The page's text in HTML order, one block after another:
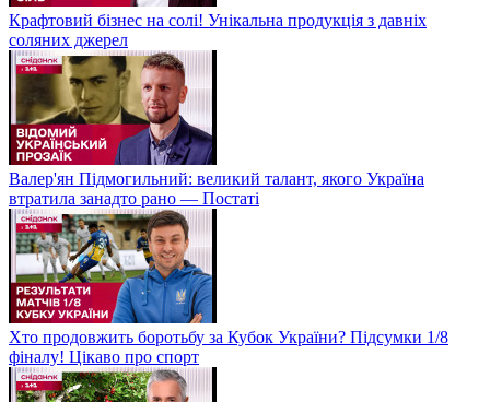
Крафтовий бізнес на солі! Унікальна продукція з давніх
соляних джерел
Валер'ян Підмогильний: великий талант, якого Україна
втратила занадто рано — Постаті
Хто продовжить боротьбу за Кубок України? Підсумки 1/8
фіналу! Цікаво про спорт